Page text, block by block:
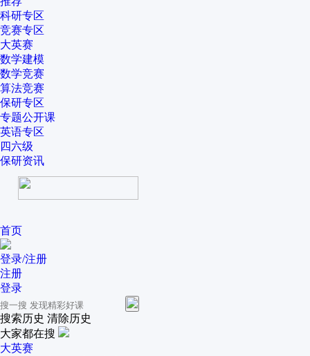
科研专区
竞赛专区
大英赛
数学建模
数学竞赛
算法竞赛
保研专区
专题公开课
英语专区
四六级
保研资讯
首页
登录/注册
注册
登录
搜索历史 清除历史
大家都在搜
大英赛